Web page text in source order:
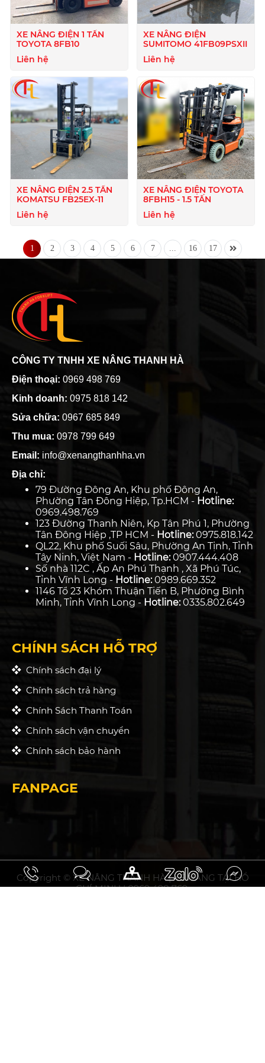
XE NÂNG ĐIỆN 1 TẤN
TOYOTA 8FB10
Liên hệ
XE NÂNG ĐIỆN
SUMITOMO 41FB09PSXII
Liên hệ
XE NÂNG ĐIỆN 2.5 TẤN
KOMATSU FB25EX-11
Liên hệ
XE NÂNG ĐIỆN TOYOTA
8FBH15 - 1.5 TẤN
Liên hệ
1 2 3 4 5 6 7 16 17
CÔNG TY TNHH XE NÂNG THANH HÀ
Điện thoại: 0969 498 769
Kinh doanh: 0975 818 142
Sửa chữa: 0967 685 849
Thu mua: 0978 799 649
Email: info@xenangthanhha.vn
Địa chỉ:
79 Đường Đông An, Khu phố Đông An,
Phường Tân Đông Hiệp, Tp.HCM - Hotline:
0969.498.769
123 Đường Thanh Niên, Kp Tân Phú 1, Phường
Tân Đông Hiệp ,TP HCM - Hotline:0975.818.142
QL22, Khu phố Suối Sâu, Phường An Tịnh, Tỉnh
Tây Ninh, Việt Nam - Hotline:0907.444.408
Số nhà 112C , Ấp An Phú Thạnh , Xã Phú Túc,
Tỉnh Vĩnh Long - Hotline:0989.669.352
1146 Tổ 23 Khóm Thuận Tiến B, Phường Bình
Minh, Tỉnh Vĩnh Long - Hotline:0335.802.649
CHÍNH SÁCH HỖ TRỢ
Chính sách đại lý
Chính sách trả hàng
Chính Sách Thanh Toán
Chính sách vận chuyển
Chính sách bảo hành
FANPAGE
Copyright © XE NÂNG THANH HÀ | XE NÂNG TẠI HỒ
CHÍ MINH | 0969 498 769.